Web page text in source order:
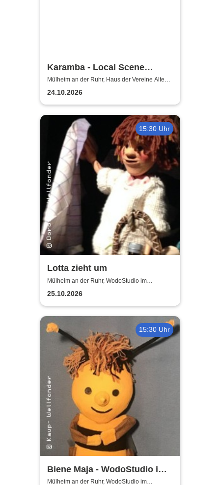
Karamba - Local Scene
Circus
Mülheim an der Ruhr, Haus der Vereine Alte
Dreherei Mülheim an der Ruhr
24.10.2026
15:30 Uhr
Lotta zieht um
Mülheim an der Ruhr, WodoStudio im
Ringlokschuppen Ruhr
25.10.2026
15:30 Uhr
Biene Maja - WodoStudio im
Ringlokschuppen Ruhr
Mülheim an der Ruhr, WodoStudio im